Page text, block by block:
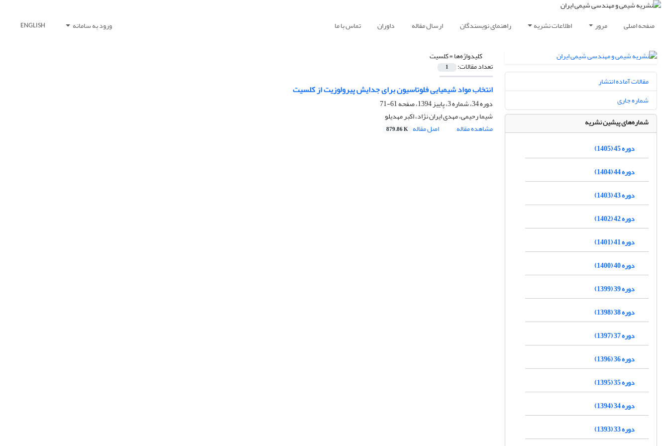
صفحه اصلی مرور اطلاعات نشریه راهنمای نویسندگان ارسال مقاله داوران تماس با ما ورود به سامانه ENGLISH
کلیدواژه‌ها =کلسیت
تعداد مقالات: 1
انتخاب مواد شیمیایی فلوتاسیون برای جدایش پیرولوزیت از کلسیت
دوره 34، شماره 3، پاییز 1394، صفحه
61-71
شیما رحیمی، مهدی ایران نژاد، اکبر مهدیلو
مشاهده مقاله
اصل مقاله 879.86 K
مقالات آماده انتشار
شماره جاری
شماره‌های پیشین نشریه
دوره 45 (1405)
دوره 44 (1404)
دوره 43 (1403)
دوره 42 (1402)
دوره 41 (1401)
دوره 40 (1400)
دوره 39 (1399)
دوره 38 (1398)
دوره 37 (1397)
دوره 36 (1396)
دوره 35 (1395)
دوره 34 (1394)
دوره 33 (1393)